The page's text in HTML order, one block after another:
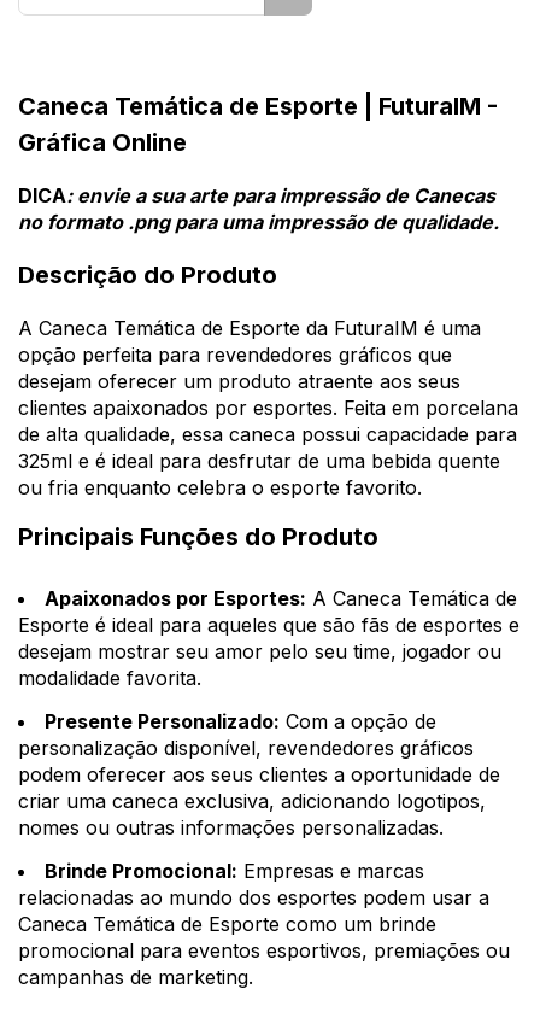
Caneca Temática de Esporte | FuturaIM -
Gráfica Online
DICA: envie a sua arte para impressão de Canecas
no formato .png para uma impressão de qualidade.
Descrição do Produto
A Caneca Temática de Esporte da FuturaIM é uma
opção perfeita para revendedores gráficos que
desejam oferecer um produto atraente aos seus
clientes apaixonados por esportes. Feita em porcelana
de alta qualidade, essa caneca possui capacidade para
325ml e é ideal para desfrutar de uma bebida quente
ou fria enquanto celebra o esporte favorito.
Principais Funções do Produto
Apaixonados por Esportes: A Caneca Temática de
Esporte é ideal para aqueles que são fãs de esportes e
desejam mostrar seu amor pelo seu time, jogador ou
modalidade favorita.
Presente Personalizado: Com a opção de
personalização disponível, revendedores gráficos
podem oferecer aos seus clientes a oportunidade de
criar uma caneca exclusiva, adicionando logotipos,
nomes ou outras informações personalizadas.
Brinde Promocional: Empresas e marcas
relacionadas ao mundo dos esportes podem usar a
Caneca Temática de Esporte como um brinde
promocional para eventos esportivos, premiações ou
campanhas de marketing.